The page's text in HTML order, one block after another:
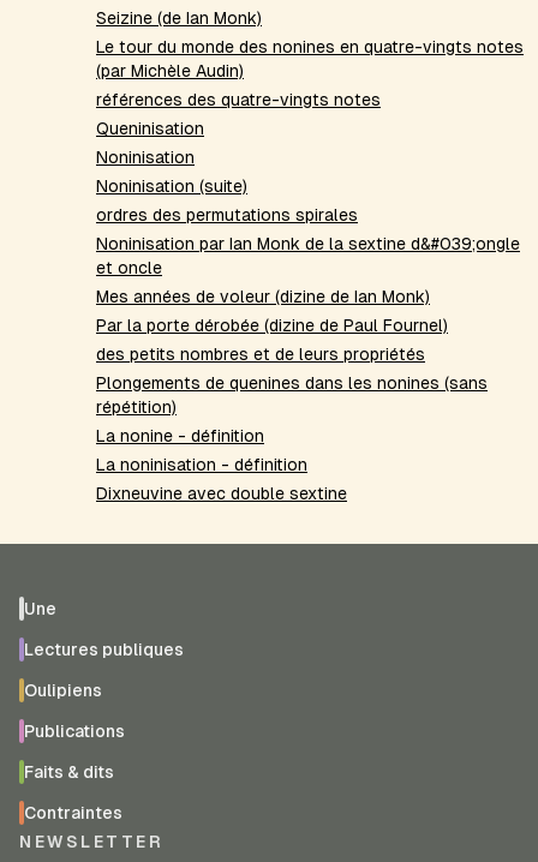
Seizine (de Ian Monk)
Le tour du monde des nonines en quatre-vingts notes
(par Michèle Audin)
références des quatre-vingts notes
Queninisation
Noninisation
Noninisation (suite)
ordres des permutations spirales
Noninisation par Ian Monk de la sextine d&#039;ongle
et oncle
Mes années de voleur (dizine de Ian Monk)
Par la porte dérobée (dizine de Paul Fournel)
des petits nombres et de leurs propriétés
Plongements de quenines dans les nonines (sans
répétition)
La nonine - définition
La noninisation - définition
Dixneuvine avec double sextine
Une
Lectures publiques
Oulipiens
Publications
Faits & dits
Contraintes
NEWSLETTER